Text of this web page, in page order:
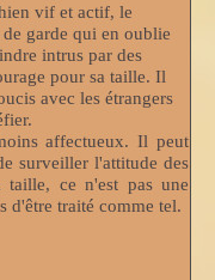
vif et actif, le
garde qui en oublie
intrus par des
pour sa taille. Il
avec les étrangers
affectueux. Il peut
surveiller l'attitude des
ce n'est pas une
d'être traité comme tel.